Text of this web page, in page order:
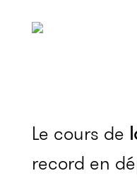
Le cours de
record en